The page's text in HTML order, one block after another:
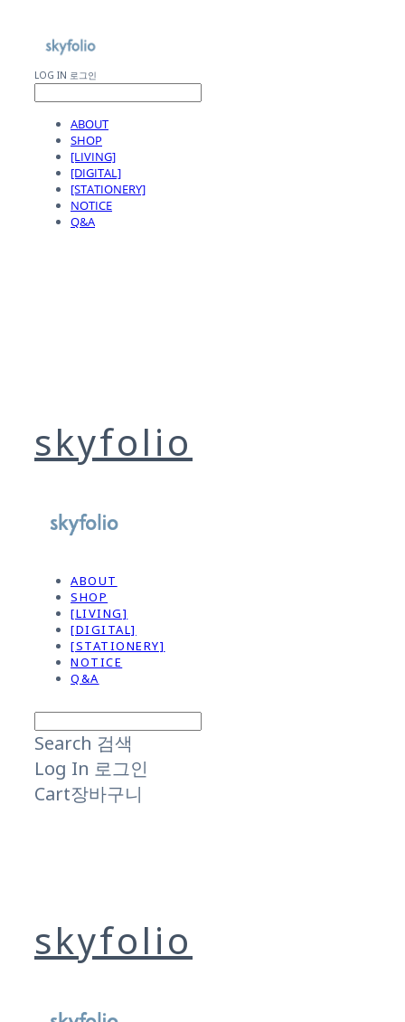
LOG IN 로그인
ABOUT
SHOP
[LIVING]
[DIGITAL]
[STATIONERY]
NOTICE
Q&A
skyfolio
ABOUT
SHOP
[LIVING]
[DIGITAL]
[STATIONERY]
NOTICE
Q&A
Search 검색
Log In 로그인
Cart장바구니
skyfolio